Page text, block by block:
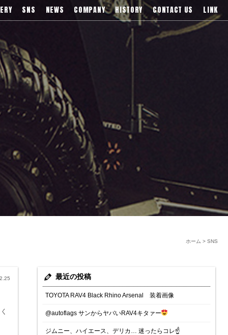
アルミホイールの販売、輸入総代理店
SNS NEWS COMPANY HISTORY CONTACT US LINK
SNS
ホーム >
最近の投稿
TOYOTA RAV4 Black Rhino Arsenal 装着画像
@autoflags サンからヤバいRAV4キタァー
ジムニー、ハイエース、デリカ… 迷ったらコレ☝️